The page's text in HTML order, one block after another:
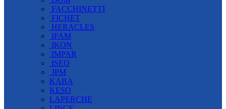
FACCHINETTI
FICHET
HERACLES
IFAM
IKON
IMPAR
ISEO
JPM
KABA
KESO
LAPERCHE